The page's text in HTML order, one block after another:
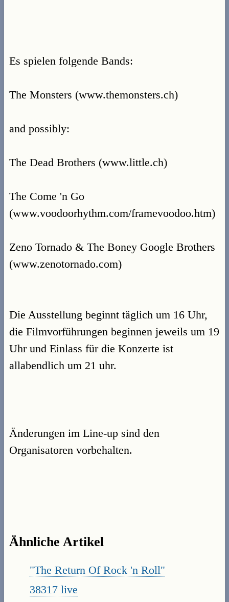
Es spielen folgende Bands:
The Monsters (www.themonsters.ch)
and possibly:
The Dead Brothers (www.little.ch)
The Come 'n Go
(www.voodoorhythm.com/framevoodoo.htm)
Zeno Tornado & The Boney Google Brothers
(www.zenotornado.com)
Die Ausstellung beginnt täglich um 16 Uhr,
die Filmvorführungen beginnen jeweils um 19
Uhr und Einlass für die Konzerte ist
allabendlich um 21 uhr.
Änderungen im Line-up sind den
Organisatoren vorbehalten.
Ähnliche Artikel
"The Return Of Rock 'n Roll"
38317 live